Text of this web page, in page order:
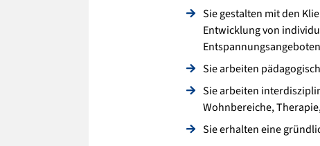
Sie gestalten mit den
Entwicklung von
Sie arbeiten
Sie arbeiten
Wohnbereiche,
Sie erhalten eine